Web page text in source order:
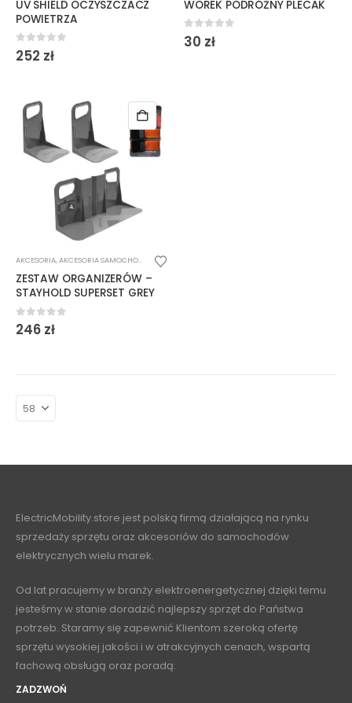
UV SHIELD OCZYSZCZACZ
POWIETRZA
0 out of 5
252 zł
WOREK PODRÓŻNY PLECAK
0 out of 5
30 zł
AKCESORIA,AKCESORIA SAMOCHODOWE
ZESTAW ORGANIZERÓW –
STAYHOLD SUPERSET GREY
0 out of 5
246 zł
ElectricMobility.store jest polską firmą działającą na rynku
sprzedaży sprzętu oraz akcesoriów do samochodów
elektrycznych wielu marek.
Od lat pracujemy w branży elektroenergetycznej dzięki temu
jesteśmy w stanie doradzić najlepszy sprzęt do Państwa
potrzeb. Staramy się zapewnić Klientom szeroką ofertę
sprzętu wysokiej jakości i w atrakcyjnych cenach, wspartą
fachową obsługą oraz poradą.
ZADZWOŃ